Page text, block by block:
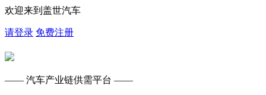
欢迎来到盖世汽车
请登录 免费注册
—— 汽车产业链供需平台 ——